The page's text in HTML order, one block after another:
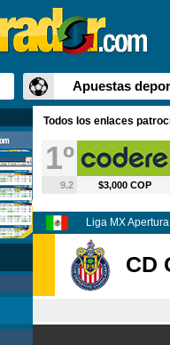
Apuestas
Todos los enlaces
1º
9.2 $3,000 COP
Liga MX Apertura
CD